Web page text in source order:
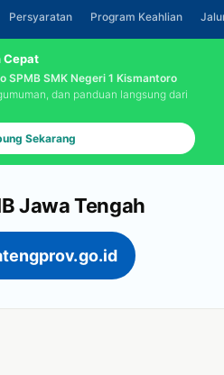
Persyaratan Program Keahlian
Cepat
SPMB SMK Negeri 1 Kismantoro
dan panduan langsung dari
Sekarang
Jawa Tengah